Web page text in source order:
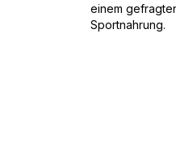
einem
Sportnahrung.